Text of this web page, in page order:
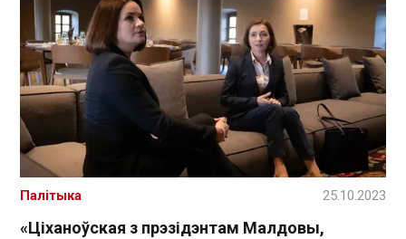
«Ціханоўская з прэзідэнтам Малдовы,
Палітыка 25.10.2023